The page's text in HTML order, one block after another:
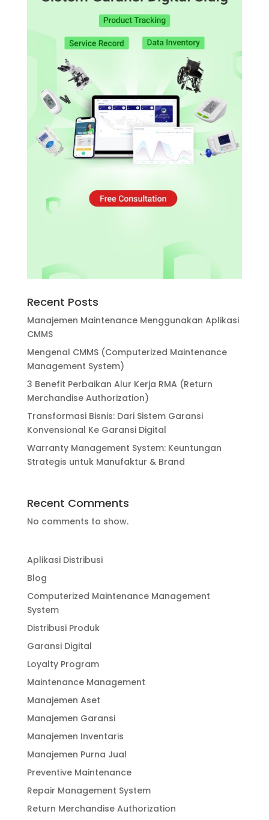
Recent Posts
Manajemen Maintenance Menggunakan Aplikasi
CMMS
Mengenal CMMS (Computerized Maintenance
Management System)
3 Benefit Perbaikan Alur Kerja RMA (Return
Merchandise Authorization)
Transformasi Bisnis: Dari Sistem Garansi
Konvensional Ke Garansi Digital
Warranty Management System: Keuntungan
Strategis untuk Manufaktur & Brand
Recent Comments
No comments to show.
Aplikasi Distribusi
Blog
Computerized Maintenance Management
System
Distribusi Produk
Garansi Digital
Loyalty Program
Maintenance Management
Manajemen Aset
Manajemen Garansi
Manajemen Inventaris
Manajemen Purna Jual
Preventive Maintenance
Repair Management System
Return Merchandise Authorization